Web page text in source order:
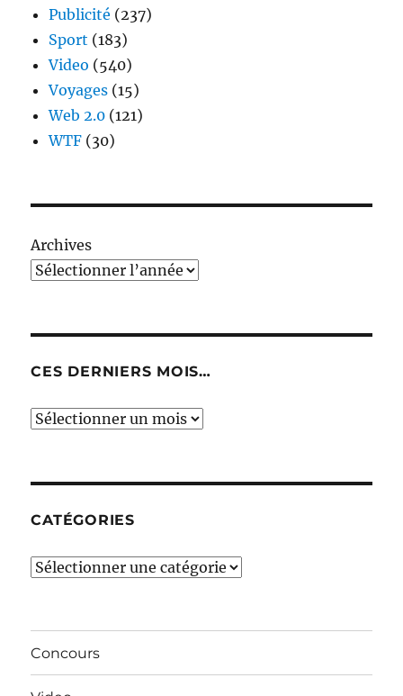
Publicité (237)
Sport (183)
Video (540)
Voyages (15)
Web 2.0 (121)
WTF (30)
Archives
CES DERNIERS MOIS…
Ces
CATÉGORIES
Catégories
Concours